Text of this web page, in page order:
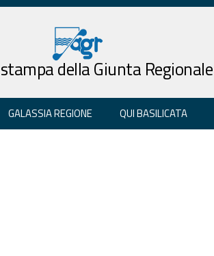
della Giunta Regionale
GALASSIA REGIONE QUI BASILICATA